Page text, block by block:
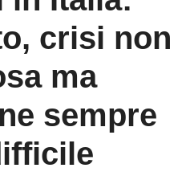
crisi non
ma
sempre